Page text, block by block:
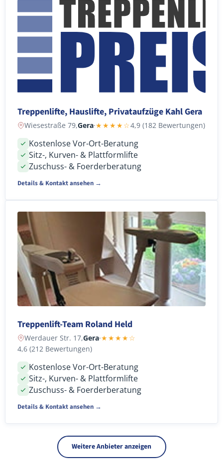
Treppenlifte, Hauslifte, Privataufzüge Kahl Gera
Wiesestraße 79,Gera·★★★★☆4,9 (182 Bewertungen)
Kostenlose Vor-Ort-Beratung
Sitz-, Kurven- & Plattformlifte
Zuschuss- & Foerderberatung
Details & Kontakt ansehen →
Treppenlift-Team Roland Held
Werdauer Str. 17,Gera·★★★★☆
4,6 (212 Bewertungen)
Kostenlose Vor-Ort-Beratung
Sitz-, Kurven- & Plattformlifte
Zuschuss- & Foerderberatung
Details & Kontakt ansehen →
Weitere Anbieter anzeigen